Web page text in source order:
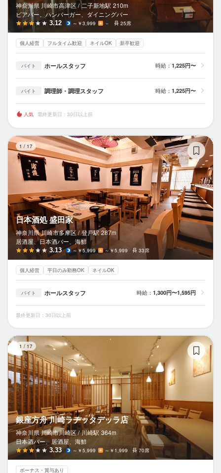
神奈川県 川崎市高津区 / 二子新地駅 210m
ビアバー、ハンバーガー、ダイニングバー
3.12 ～￥3,999 － 25席
個人経営 フルタイム歓迎 ネイルOK 新卒歓迎
バイト ホールスタッフ 時給： 1,225円〜
バイト 調理師・調理スタッフ 時給： 1,225円〜
人気 最終更新日：30日以上前
1 / 17
日本酒処 盛田家
神奈川県 川崎市多摩区 / 登戸駅 287m
居酒屋、日本酒バー、海鮮
3.13 ～￥5,999 ～￥5,999 33席
個人経営 平日のみ勤務OK ネイルOK
バイト ホールスタッフ 時給： 1,300円〜1,595円
最終更新日：30日以上前
1 / 17
銀座方舟 川崎ラチッタデッラ店
神奈川県 川崎市川崎区 / 川崎駅 364m
日本酒バー、居酒屋、海鮮
3.33 ～￥5,999 ～￥1,999 70席
ボーナス・賞与あり